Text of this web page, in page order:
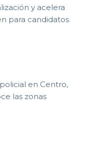
y acelera
para candidatos
en Centro,
las zonas